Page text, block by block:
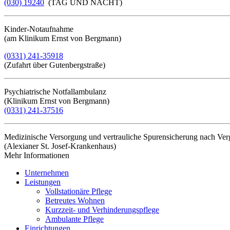
(030) 19240 (TAG UND NACHT)
Kinder-Notaufnahme
(am Klinikum Ernst von Bergmann)
(0331) 241-35918
(Zufahrt über Gutenbergstraße)
Psychiatrische Notfallambulanz
(Klinikum Ernst von Bergmann)
(0331) 241-37516
Medizinische Versorgung und vertrauliche Spurensicherung nach
(Alexianer St. Josef-Krankenhaus)
Mehr Informationen​​​​​​​
Unternehmen
Leistungen
Vollstationäre Pflege
Betreutes Wohnen
Kurzzeit- und Verhinderungspflege
Ambulante Pflege
Einrichtungen